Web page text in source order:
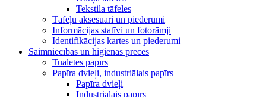
Tekstila tāfeles
Tāfeļu aksesuāri un piederumi
Informācijas statīvi un fotorāmji
Identifikācijas kartes un piederumi
Saimniecības un higiēnas preces
Tualetes papīrs
Papīra dvieļi, industriālais papīrs
Papīra dvieļi
Industriālais papīrs